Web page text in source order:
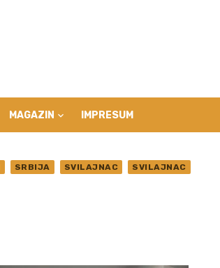
MAGAZIN IMPRESUM
SRBIJA SVILAJNAC SVILAJNAC